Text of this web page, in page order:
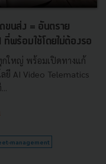
ขนส่ง = อันตราย
พร้อมใช้โดยไม่ต้องรอ
กใหญ่ พร้อมเปิดทางแก้
ยี AI Video Telematics
management